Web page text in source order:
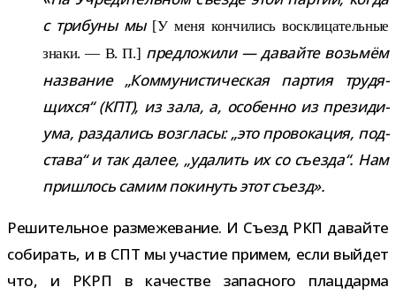
с три­буны мы [У меня кон­чи­лись вос­кли­ца­тель­ные
знаки. — В. П.] пред­ло­жили — давайте возь­мём
назва­ние „Коммунистическая пар­тия тру­дя­
щихся“ (КПТ), из зала, а, осо­бенно из пре­зи­ди­
ума, раз­да­лись воз­гласы: „это про­во­ка­ция, под­
става“ и так далее, „уда­лить их со съезда“. Нам
при­шлось самим поки­нуть этот съезд».
Решительное раз­ме­же­ва­ние. И Съезд РКП давайте
соби­рать, и в СПТ мы уча­стие при­мем, если вый­дет
что, и РКРП в каче­стве запас­ного плац­дарма